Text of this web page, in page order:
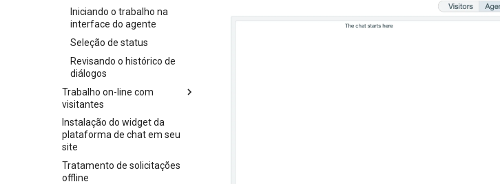
Iniciando o trabalho na
interface do agente
Seleção de status
Revisando o histórico de
diálogos
Trabalho on-line com
visitantes
Instalação do widget da
plataforma de chat em seu
site
Tratamento de solicitações
offline